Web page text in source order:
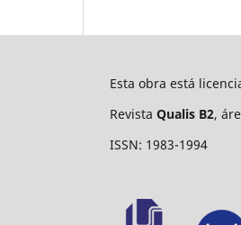
Esta obra está
Revista Qualis B2,
ISSN: 1983-1994